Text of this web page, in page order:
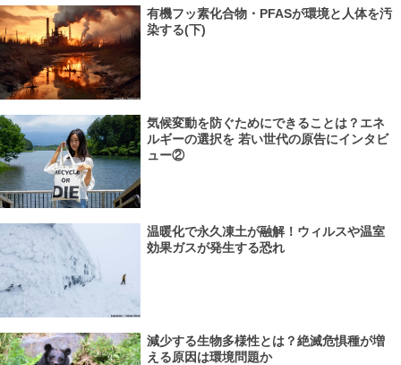
有機フッ素化合物・PFASが環境と人体を汚
染する(下)
気候変動を防ぐためにできることは？エネ
ルギーの選択を 若い世代の原告にインタビ
ュー②
温暖化で永久凍土が融解！ウィルスや温室
効果ガスが発生する恐れ
減少する生物多様性とは？絶滅危惧種が増
える原因は環境問題か